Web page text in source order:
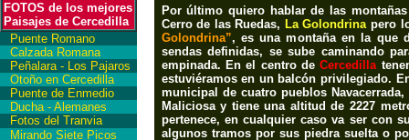
FOTOS de los mejores
Paisajes de Cercedilla
Puente Romano
Calzada Romana
Peñalara - Los Pajaros
Otoño en Cercedilla
Puente de Enmedio
Ducha - Alemanes
Fotos del Tranvia
Mirando Siete Picos
Por último quiero hablar de las
Cerro de las Ruedas, La Golondrinapero
Golondrina”, es una montaña en la que
sendas definidas, se sube caminando
empinada. En el centro deCercedilla
estuviéramos en un balcón privilegiado.
municipal de cuatro pueblos
Maliciosa y tiene una altitud de 2227
pertenece, en cualquier caso va ser con
algunos tramos por sus piedra suelta o